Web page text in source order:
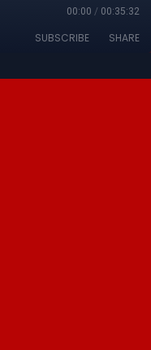
00:00 / 00:35:32
SUBSCRIBE SHARE